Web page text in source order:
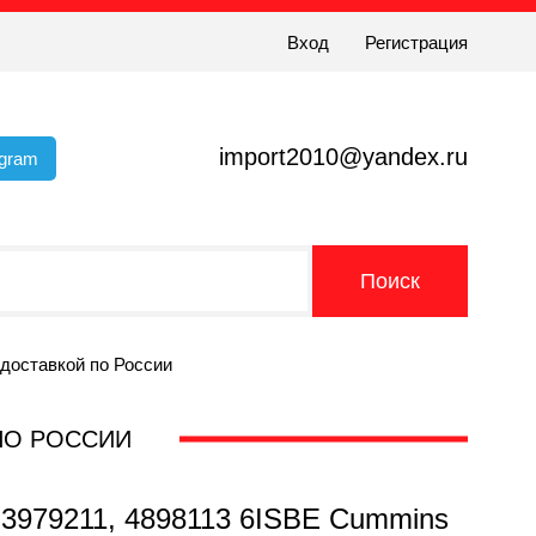
Вход Регистрация
import2010@yandex.ru
по России
РОССИИ
4898113 6ISBE Cummins